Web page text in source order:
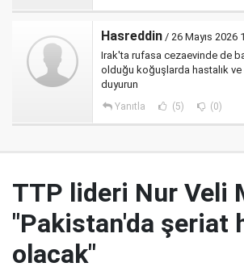
Hasreddin / 26 Mayıs 2026
Irak'ta rufasa cezaevinde de
olduğu koğuşlarda hastalık
duyurun
Yanıtla (5) (0)
TTP lideri Nur Veli
"Pakistan'da şeriat
olacak"